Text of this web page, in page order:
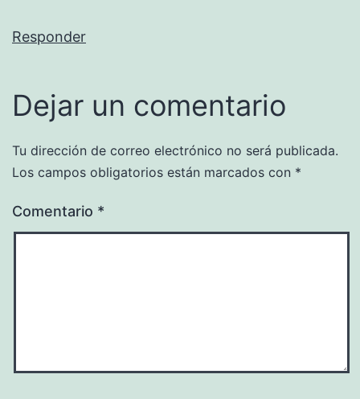
Responder
Dejar un comentario
Tu dirección de correo electrónico no será publicada.
Los campos obligatorios están marcados con *
Comentario *